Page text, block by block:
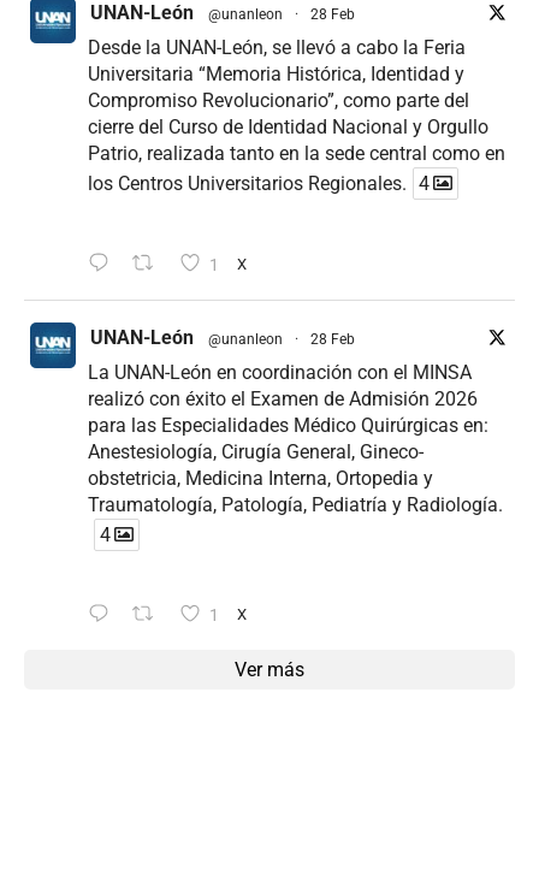
UNAN-León @unanleon · 28 Feb
Desde la UNAN-León, se llevó a cabo la Feria
Universitaria “Memoria Histórica, Identidad y
Compromiso Revolucionario”, como parte del
cierre del Curso de Identidad Nacional y Orgullo
Patrio, realizada tanto en la sede central como en
los Centros Universitarios Regionales. 4
1 X
UNAN-León @unanleon · 28 Feb
La UNAN-León en coordinación con el MINSA
realizó con éxito el Examen de Admisión 2026
para las Especialidades Médico Quirúrgicas en:
Anestesiología, Cirugía General, Gineco-
obstetricia, Medicina Interna, Ortopedia y
Traumatología, Patología, Pediatría y Radiología.
4
1 X
Ver más